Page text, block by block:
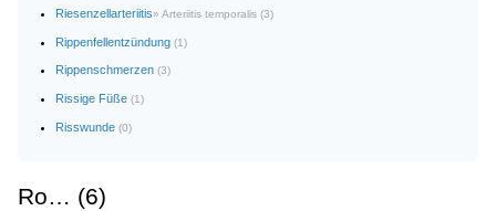
Riesenzellarteriitis» Arteriitis temporalis (3)
Rippenfellentzündung (1)
Rippenschmerzen (3)
Rissige Füße (1)
Risswunde (0)
Ro… (6)